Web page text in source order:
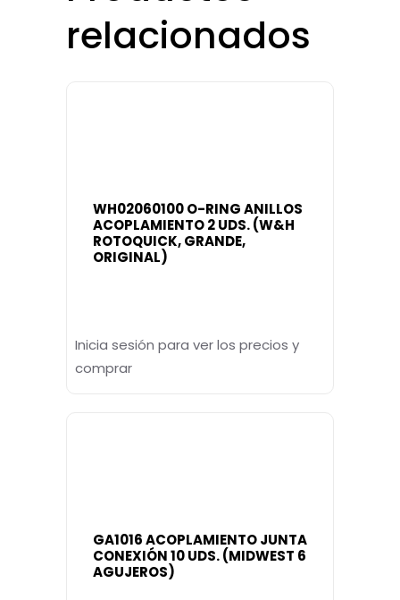
relacionados
WH02060100 O-RING ANILLOS
ACOPLAMIENTO 2 UDS. (W&H
ROTOQUICK, GRANDE,
ORIGINAL)
Inicia sesión para ver los precios y
comprar
GA1016 ACOPLAMIENTO JUNTA
CONEXIÓN 10 UDS. (MIDWEST 6
AGUJEROS)